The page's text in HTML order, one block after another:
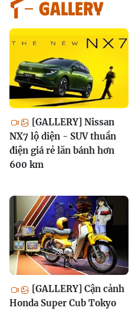
GALLERY
[GALLERY] Nissan
NX7 lộ diện - SUV thuần
điện giá rẻ lăn bánh hơn
600 km
[GALLERY] Cận cảnh
Honda Super Cub Tokyo